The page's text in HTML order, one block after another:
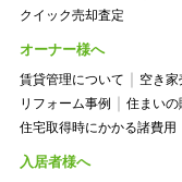
クイック売却査定
オーナー様へ
賃貸管理について 空き家
リフォーム事例
住まいの
住宅取得時にかかる諸費用
入居者様へ